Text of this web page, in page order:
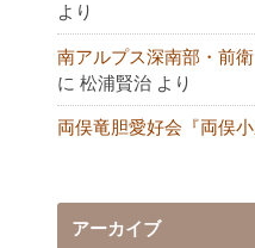
より
南アルプス深南部・前
に 松浦賢治 より
両俣竜胆愛好会『両俣小
アーカイブ